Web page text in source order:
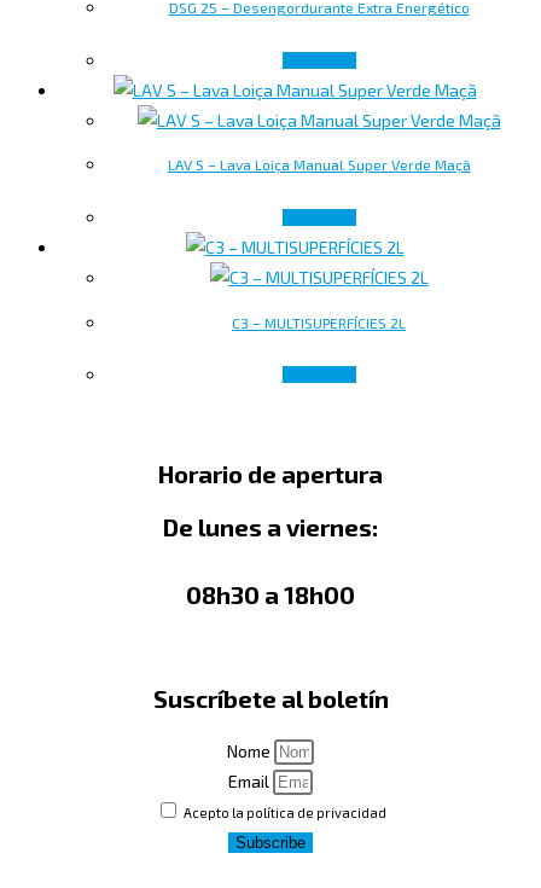
DSG 25 – Desengordurante Extra Energético
LAV S – Lava Loiça Manual Super Verde Maçã
C3 – MULTISUPERFÍCIES 2L
Horario de apertura
De lunes a viernes:
08h30 a 18h00
Suscríbete al boletín
Nome
Email
Acepto la política de privacidad
Subscribe